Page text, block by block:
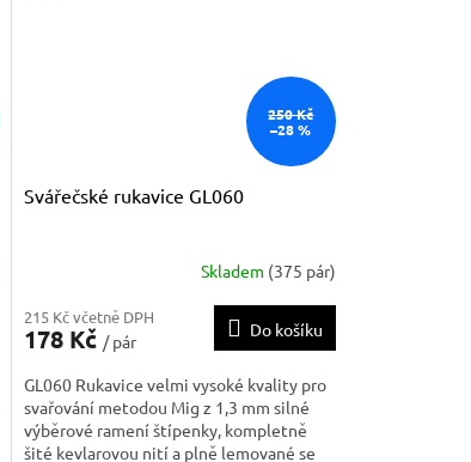
250 Kč
–28 %
Svářečské rukavice GL060
Skladem (375 pár)
215 Kč včetně DPH
178 Kč / pár
Do košíku
GL060 Rukavice velmi vysoké kvality pro
svařování metodou Mig z 1,3 mm silné
výběrové ramení štípenky, kompletně
šité kevlarovou nití a plně lemované se